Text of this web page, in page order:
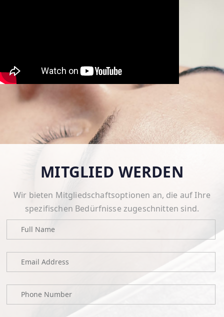
MITGLIED WERDEN
Wir bieten Mitgliedschaftsoptionen an, die auf Ihre
spezifischen Bedürfnisse zugeschnitten sind.